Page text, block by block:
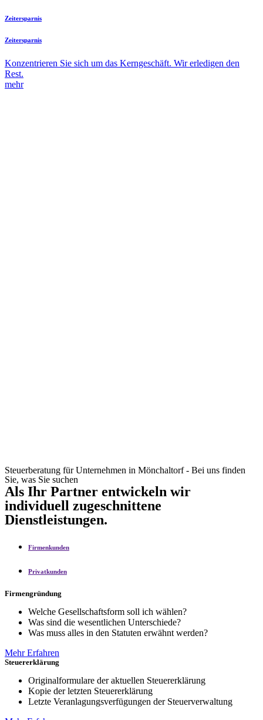
Zeitersparnis
Zeitersparnis
Konzentrieren Sie sich um das Kerngeschäft. Wir erledigen den
Rest.
mehr
Steuerberatung für Unternehmen in Mönchaltorf - Bei uns finden
Sie, was Sie suchen
Als Ihr Partner entwickeln wir
individuell zugeschnittene
Dienstleistungen.
Firmenkunden
Privatkunden
Firmengründung
Welche Gesellschaftsform soll ich wählen?
Was sind die wesentlichen Unterschiede?
Was muss alles in den Statuten erwähnt werden?
Mehr Erfahren
Steuererklärung
Originalformulare der aktuellen Steuererklärung
Kopie der letzten Steuererklärung
Letzte Veranlagungsverfügungen der Steuerverwaltung